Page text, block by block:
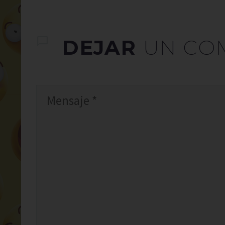
DEJAR UN